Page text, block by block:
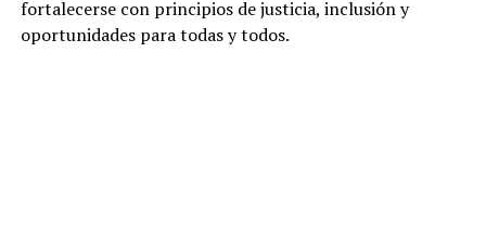
fortalecerse con principios de justicia, inclusión y
oportunidades para todas y todos.